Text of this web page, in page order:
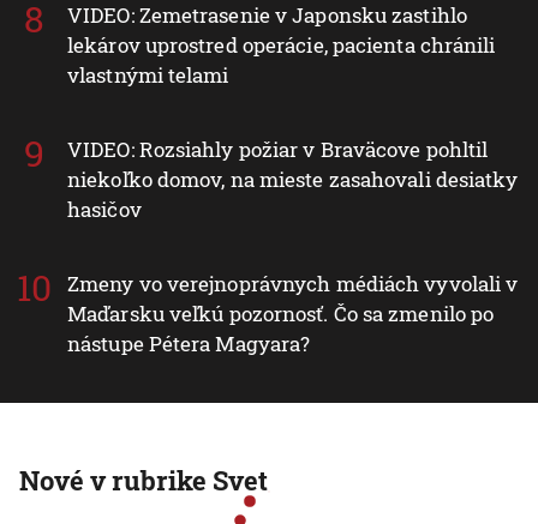
VIDEO: Zemetrasenie v Japonsku zastihlo
lekárov uprostred operácie, pacienta chránili
vlastnými telami
VIDEO: Rozsiahly požiar v Braväcove pohltil
niekoľko domov, na mieste zasahovali desiatky
hasičov
Zmeny vo verejnoprávnych médiách vyvolali v
Maďarsku veľkú pozornosť. Čo sa zmenilo po
nástupe Pétera Magyara?
Nové v rubrike Svet